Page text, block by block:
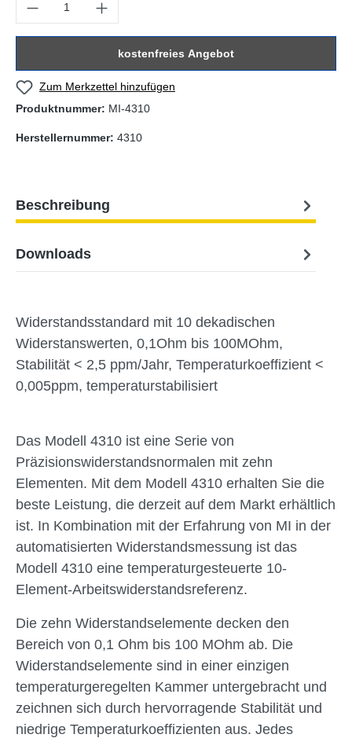
kostenfreies Angebot
Zum Merkzettel hinzufügen
Produktnummer: MI-4310
Herstellernummer: 4310
Beschreibung
Downloads
Widerstandsstandard mit 10 dekadischen
Widerstanswerten, 0,1Ohm bis 100MOhm,
Stabilität < 2,5 ppm/Jahr, Temperaturkoeffizient <
0,005ppm, temperaturstabilisiert
Das Modell 4310 ist eine Serie von
Präzisionswiderstandsnormalen mit zehn
Elementen. Mit dem Modell 4310 erhalten Sie die
beste Leistung, die derzeit auf dem Markt erhältlich
ist. In Kombination mit der Erfahrung von MI in der
automatisierten Widerstandsmessung ist das
Modell 4310 eine temperaturgesteuerte 10-
Element-Arbeitswiderstandsreferenz.
Die zehn Widerstandselemente decken den
Bereich von 0,1 Ohm bis 100 MOhm ab. Die
Widerstandselemente sind in einer einzigen
temperaturgeregelten Kammer untergebracht und
zeichnen sich durch hervorragende Stabilität und
niedrige Temperaturkoeffizienten aus. Jedes